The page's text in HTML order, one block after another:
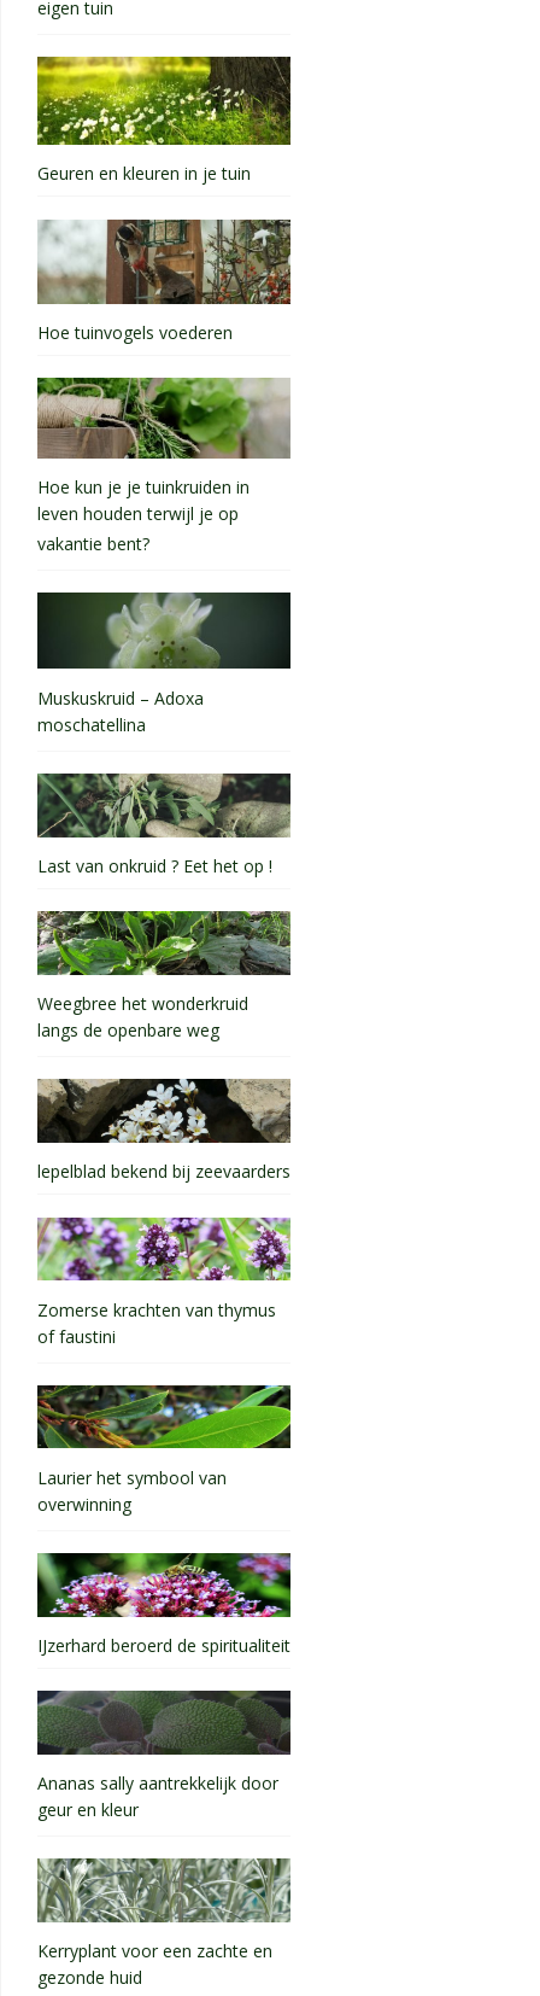
eigen tuin
Geuren en kleuren in je tuin
Hoe tuinvogels voederen
Hoe kun je je tuinkruiden in
leven houden terwijl je op
vakantie bent?
Muskuskruid – Adoxa
moschatellina
Last van onkruid ? Eet het op !
Weegbree het wonderkruid
langs de openbare weg
lepelblad bekend bij zeevaarders
Zomerse krachten van thymus
of faustini
Laurier het symbool van
overwinning
IJzerhard beroerd de spiritualiteit
Ananas sally aantrekkelijk door
geur en kleur
Kerryplant voor een zachte en
gezonde huid